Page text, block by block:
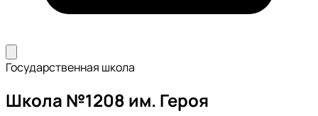
Государственная школа
Школа №1208 им. Героя